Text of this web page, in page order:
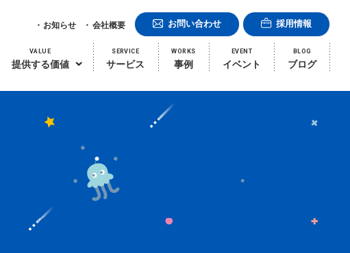
VALUE
提供する価値
SERVICE
サービス
WORKS
事例
EVENT
イベント
BLOG
ブログ
お知らせ 会社概要 お問い合わせ 採用情報